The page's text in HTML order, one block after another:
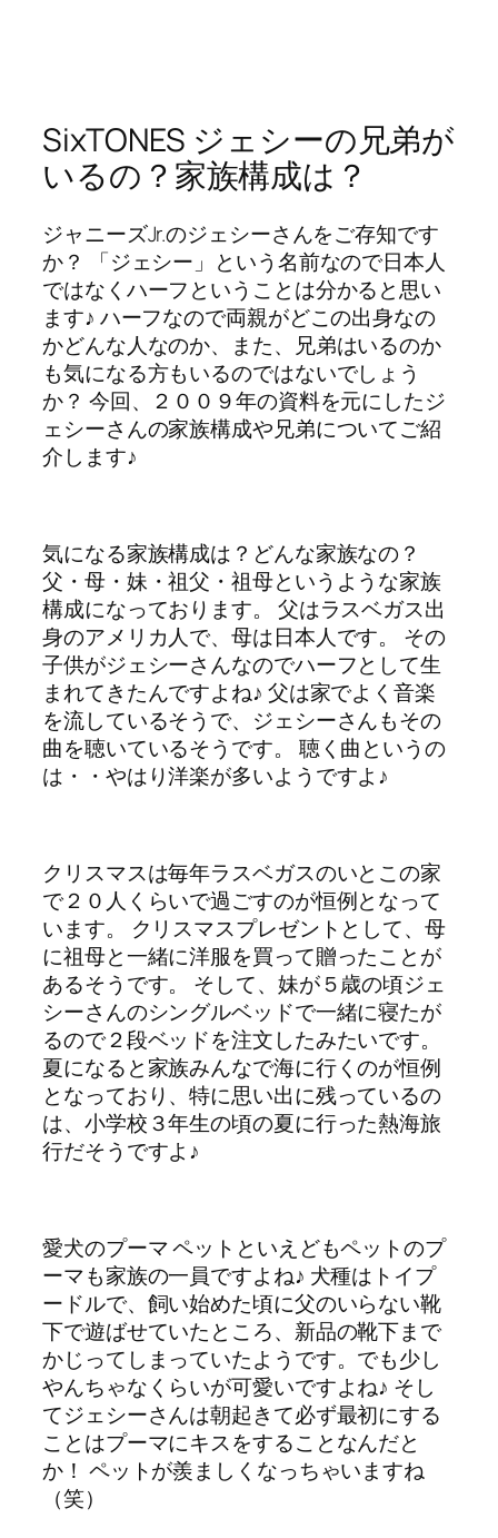
SixTONES ジェシーの兄弟が
いるの？家族構成は？
ジャニーズJr.のジェシーさんをご存知です
か？ 「ジェシー」という名前なので日本人
ではなくハーフということは分かると思い
ます♪ ハーフなので両親がどこの出身なの
かどんな人なのか、また、兄弟はいるのか
も気になる方もいるのではないでしょう
か？ 今回、２００９年の資料を元にしたジ
ェシーさんの家族構成や兄弟についてご紹
介します♪
気になる家族構成は？どんな家族なの？
父・母・妹・祖父・祖母というような家族
構成になっております。 父はラスベガス出
身のアメリカ人で、母は日本人です。 その
子供がジェシーさんなのでハーフとして生
まれてきたんですよね♪ 父は家でよく音楽
を流しているそうで、ジェシーさんもその
曲を聴いているそうです。 聴く曲というの
は・・やはり洋楽が多いようですよ♪
クリスマスは毎年ラスベガスのいとこの家
で２０人くらいで過ごすのが恒例となって
います。 クリスマスプレゼントとして、母
に祖母と一緒に洋服を買って贈ったことが
あるそうです。 そして、妹が５歳の頃ジェ
シーさんのシングルベッドで一緒に寝たが
るので２段ベッドを注文したみたいです。
夏になると家族みんなで海に行くのが恒例
となっており、特に思い出に残っているの
は、小学校３年生の頃の夏に行った熱海旅
行だそうですよ♪
愛犬のプーマ ペットといえどもペットのプ
ーマも家族の一員ですよね♪ 犬種はトイプ
ードルで、飼い始めた頃に父のいらない靴
下で遊ばせていたところ、新品の靴下まで
かじってしまっていたようです。でも少し
やんちゃなくらいが可愛いですよね♪ そし
てジェシーさんは朝起きて必ず最初にする
ことはプーマにキスをすることなんだと
か！ ペットが羨ましくなっちゃいますね
（笑）